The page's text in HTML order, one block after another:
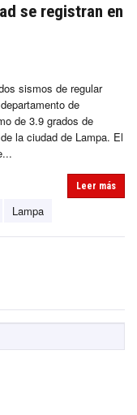
se registran en
sismos de regular
de
de 3.9 grados de
la ciudad de Lampa. El
Lampa
Leer más